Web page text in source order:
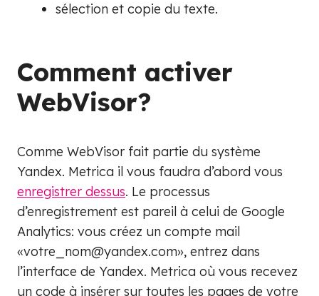
sélection et copie du texte.
Comment activer
WebVisor?
Comme WebVisor fait partie du système
Yandex. Metrica il vous faudra d’abord vous
enregistrer dessus. Le processus
d’enregistrement est pareil à celui de Google
Analytics: vous créez un compte mail
«votre_nom@yandex.com», entrez dans
l’interface de Yandex. Metrica où vous recevez
un code à insérer sur toutes les pages de votre